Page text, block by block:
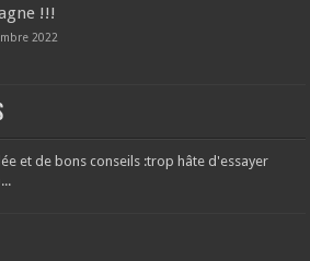
!!!
2022
et de bons conseils :trop hâte d'essayer